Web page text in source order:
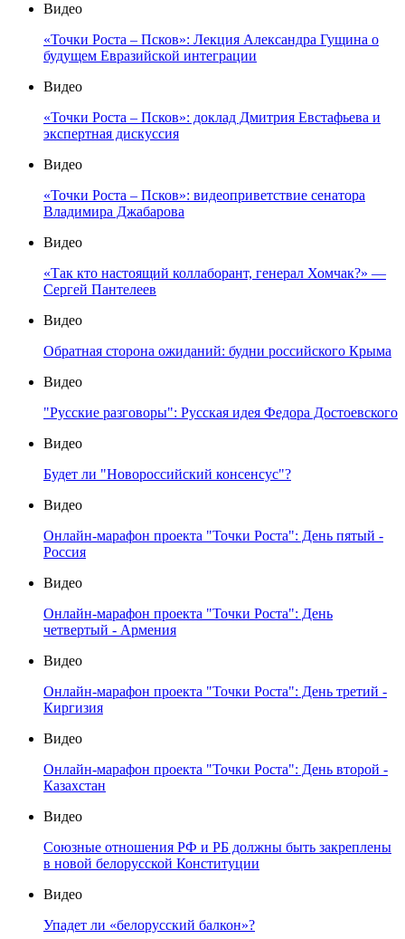
Видео
«Точки Роста – Псков»: Лекция Александра Гущина о
будущем Евразийской интеграции
Видео
«Точки Роста – Псков»: доклад Дмитрия Евстафьева и
экспертная дискуссия
Видео
«Точки Роста – Псков»: видеоприветствие сенатора
Владимира Джабарова
Видео
«Так кто настоящий коллаборант, генерал Хомчак?» —
Сергей Пантелеев
Видео
Обратная сторона ожиданий: будни российского Крыма
Видео
"Русские разговоры": Русская идея Федора Достоевского
Видео
Будет ли "Новороссийский консенсус"?
Видео
Онлайн-марафон проекта "Точки Роста": День пятый -
Россия
Видео
Онлайн-марафон проекта "Точки Роста": День
четвертый - Армения
Видео
Онлайн-марафон проекта "Точки Роста": День третий -
Киргизия
Видео
Онлайн-марафон проекта "Точки Роста": День второй -
Казахстан
Видео
Союзные отношения РФ и РБ должны быть закреплены
в новой белорусской Конституции
Видео
Упадет ли «белорусский балкон»?